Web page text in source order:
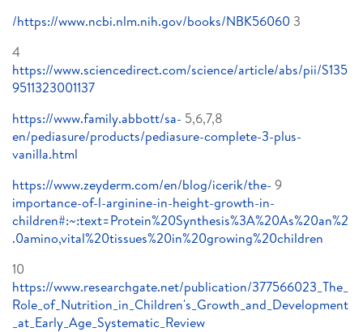
3
https://www.ncbi.nlm.nih.gov/books/NBK56060/
4
https://www.sciencedirect.com/science/article/abs/pii/S135
9511323001137
5,6,7,8
https://www.family.abbott/sa-
en/pediasure/products/pediasure-complete-3-plus-
vanilla.html
9
https://www.zeyderm.com/en/blog/icerik/the-
importance-of-l-arginine-in-height-growth-in-
children#:~:text=Protein%20Synthesis%3A%20As%20an%2
0amino,vital%20tissues%20in%20growing%20children.
10
https://www.researchgate.net/publication/377566023_The_
Role_of_Nutrition_in_Children's_Growth_and_Development
_at_Early_Age_Systematic_Review